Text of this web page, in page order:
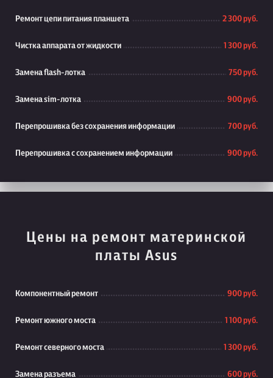
Ремонт цепи питания планшета 2 300 руб.
Чистка аппарата от жидкости 1 300 руб.
Замена flash-лотка 750 руб.
Замена sim-лотка 900 руб.
Перепрошивка без сохранения информации 700 руб.
Перепрошивка с сохранением информации 900 руб.
Цены на ремонт материнской
платы Asus
Компонентный ремонт 900 руб.
Ремонт южного моста 1 100 руб.
Ремонт северного моста 1 300 руб.
Замена разъема 600 руб.